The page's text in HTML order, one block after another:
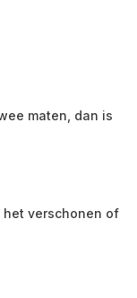
maten, dan is
het verschonen of